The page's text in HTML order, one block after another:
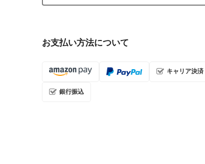
お支払い方法について
キャリア決済
銀行振込